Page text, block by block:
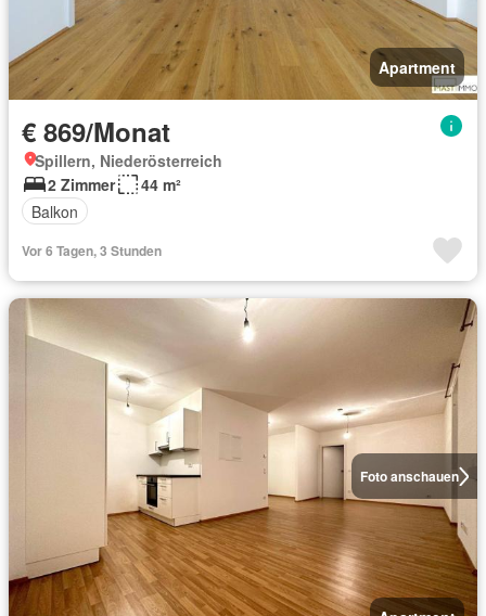
Apartment
€ 869/Monat
Spillern, Niederösterreich
2 Zimmer
44 m²
Balkon
Vor 6 Tagen, 3 Stunden
Foto anschauen